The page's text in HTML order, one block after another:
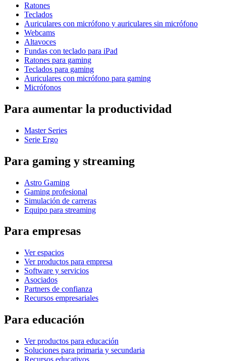
Ratones
Teclados
Auriculares con micrófono y auriculares sin micrófono
Webcams
Altavoces
Fundas con teclado para iPad
Ratones para gaming
Teclados para gaming
Auriculares con micrófono para gaming
Micrófonos
Para aumentar la productividad
Master Series
Serie Ergo
Para gaming y streaming
Astro Gaming
Gaming profesional
Simulación de carreras
Equipo para streaming
Para empresas
Ver espacios
Ver productos para empresa
Software y servicios
Asociados
Partners de confianza
Recursos empresariales
Para educación
Ver productos para educación
Soluciones para primaria y secundaria